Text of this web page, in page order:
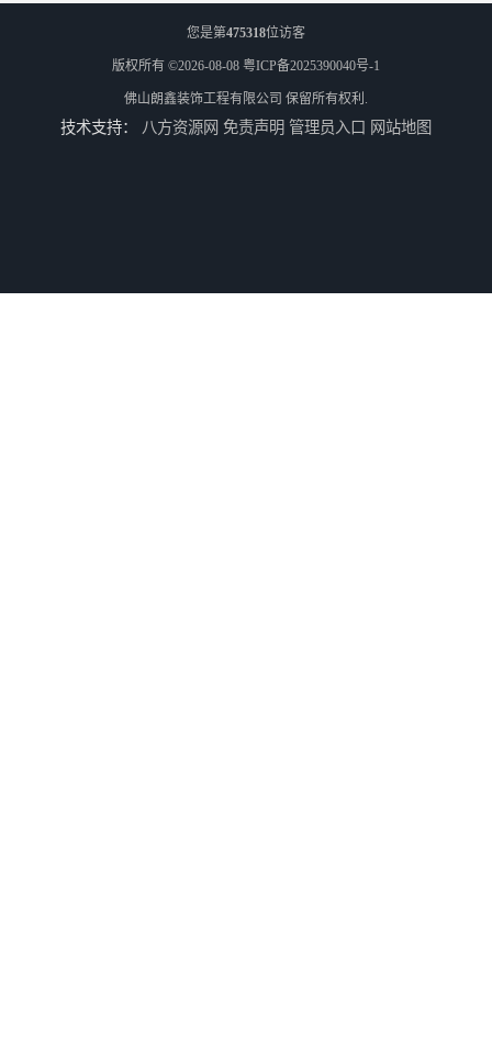
您是第475318位访客
版权所有 ©2026-08-08 粤ICP备2025390040号-1
佛山朗鑫装饰工程有限公司 保留所有权利.
技术支持： 八方资源网 免责声明 管理员入口 网站地图